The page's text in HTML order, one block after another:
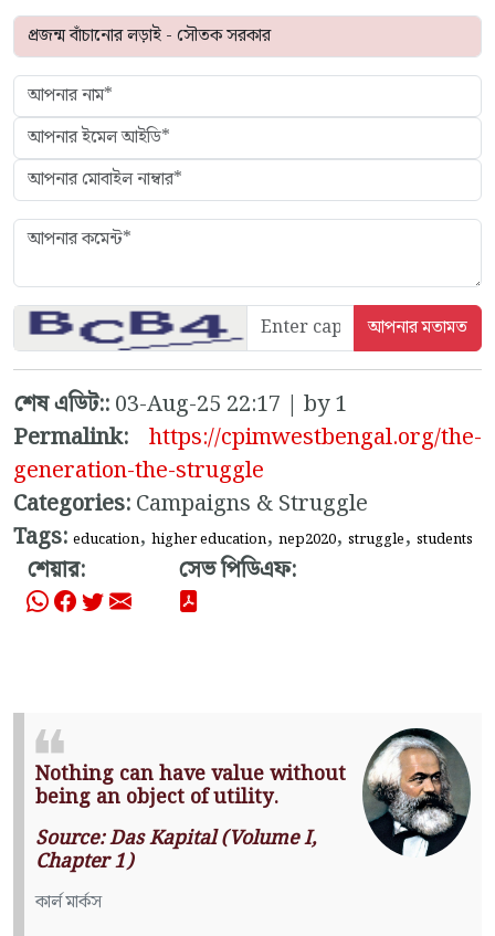
শেষ এডিট::03-Aug-25 22:17 | by 1
Permalink: https://cpimwestbengal.org/the-
generation-the-struggle
Categories:Campaigns & Struggle
Tags: education, higher education, nep2020, struggle, students
শেয়ার: সেভ পিডিএফ:
Nothing can have value without
being an object of utility.
Source: Das Kapital (Volume I,
Chapter 1)
কার্ল মার্কস